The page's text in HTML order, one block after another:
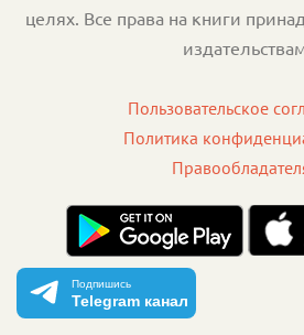
целях. Все права на книги
Пользовательское
Политика
Подпишись
Telegram канал